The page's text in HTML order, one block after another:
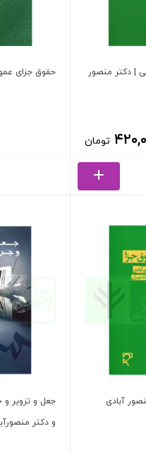
| دکتر منصور
تومان
حقوق جزای عمومی (1) | دکتر
آبادی
جعل و تزویر و
و دکتر